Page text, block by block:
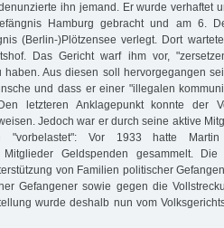
ihn jemand. Er wurde verhaftet
Hamburg gebracht und am 6.
(Berlin-)Plötzensee verlegt. Dort
Das Gericht warf ihm vor,
haben. Aus diesen soll hervorgegangen
und dass er einer "illegalen
letzteren Anklagepunkt konnte der
Jedoch war er durch seine aktive
"vorbelastet": Vor 1933 hatte
Mitglieder Geldspenden gesammelt.
von Familien politischer
Gefangener sowie gegen die
wurde deshalb nun vom